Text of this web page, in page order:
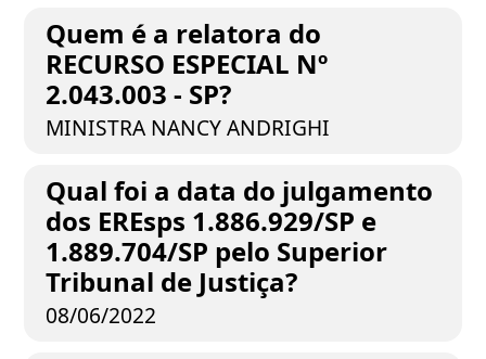
Quem é a relatora do
RECURSO ESPECIAL Nº
2.043.003 - SP?
MINISTRA NANCY ANDRIGHI
Qual foi a data do julgamento
dos EREsps 1.886.929/SP e
1.889.704/SP pelo Superior
Tribunal de Justiça?
08/06/2022